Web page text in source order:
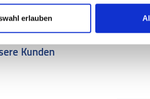
erlauben
Kunden